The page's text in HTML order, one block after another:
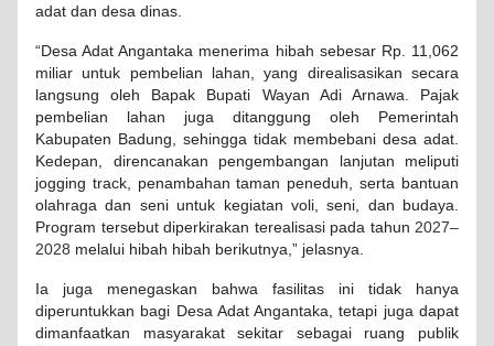
adat dan desa dinas.
“Desa Adat Angantaka menerima hibah sebesar Rp. 11,062
miliar untuk pembelian lahan, yang direalisasikan secara
langsung oleh Bapak Bupati Wayan Adi Arnawa. Pajak
pembelian lahan juga ditanggung oleh Pemerintah
Kabupaten Badung, sehingga tidak membebani desa adat.
Kedepan, direncanakan pengembangan lanjutan meliputi
jogging track, penambahan taman peneduh, serta bantuan
olahraga dan seni untuk kegiatan voli, seni, dan budaya.
Program tersebut diperkirakan terealisasi pada tahun 2027–
2028 melalui hibah hibah berikutnya,” jelasnya.
Ia juga menegaskan bahwa fasilitas ini tidak hanya
diperuntukkan bagi Desa Adat Angantaka, tetapi juga dapat
dimanfaatkan masyarakat sekitar sebagai ruang publik